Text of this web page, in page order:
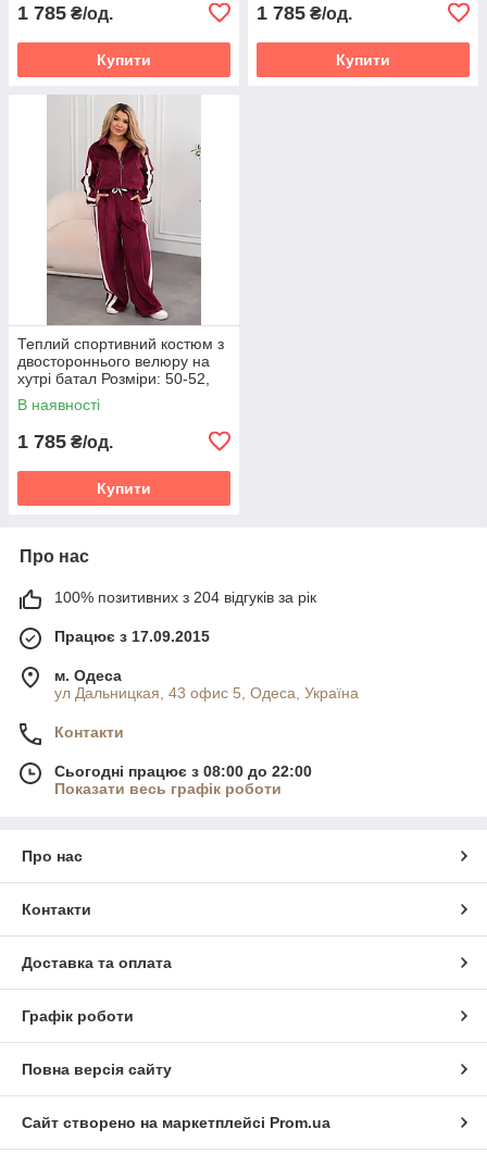
1 785 ₴/од.
Купити
1 785 ₴/од.
Купити
Теплий спортивний костюм з
двостороннього велюру на
хутрі батал Розміри: 50-52,
54-56, 58-60
В наявності
1 785 ₴/од.
Купити
Про нас
100% позитивних з 204 відгуків за рік
Працює з 17.09.2015
м. Одеса
ул Дальницкая, 43 офис 5, Одеса, Україна
Контакти
Сьогодні працює з 08:00 до 22:00
Показати весь графік роботи
Про нас
Контакти
Доставка та оплата
Графік роботи
Повна версія сайту
Сайт створено на маркетплейсі Prom.ua